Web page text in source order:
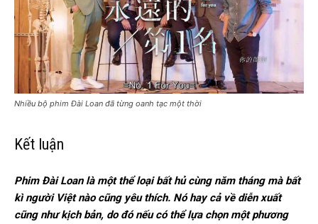
Nhiều bộ phim Đài Loan đã từng oanh tạc một thời
Kết luận
Phim Đài Loan là một thể loại bất hủ cùng năm tháng mà bất
kì người Việt nào cũng yêu thích. Nó hay cả về diễn xuất
cũng như kịch bản, do đó nếu có thể lựa chọn một phương